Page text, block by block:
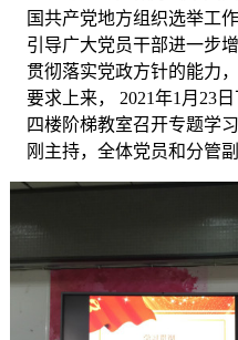
国共产党地方组织选举工
引导广大党员干部进一步
贯彻落实党政方针的能力
要求上来，
2021年1月23
四楼阶梯教室召开专题学
刚主持，全体党员和分管